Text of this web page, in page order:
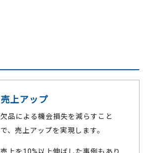
売上アップ
欠品による機会損失を減らすこと
で、売上アップを実現します。